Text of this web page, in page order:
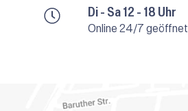
Di - Sa 12 - 18 Uhr
Online 24/7 geöffnet